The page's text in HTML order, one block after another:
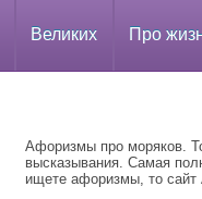
Великих Про
Афоризмы про моряков.
высказывания. Самая
ищете афоризмы, то